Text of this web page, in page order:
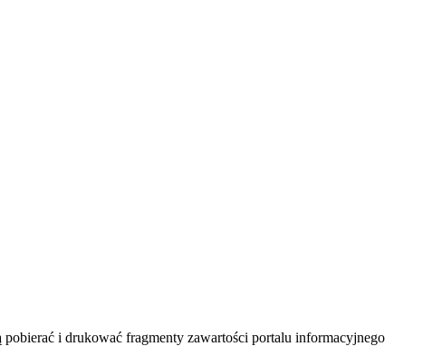
i drukować fragmenty zawartości portalu informacyjnego